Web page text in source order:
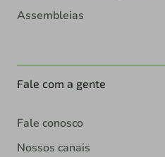
Assembleias
Fale com a gente
Fale conosco
Nossos canais